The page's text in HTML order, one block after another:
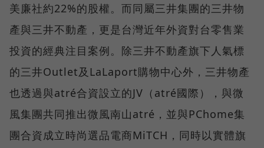
美廉社約22%的股權。而同屬三井集團的三井物
產與三井不動產，更是台灣近年外資對台零售業
投資的經典注目案例。除三井不動產旗下人氣標
的三井Outlet及LaLaport購物中心外，三井物產
也透過與atré合資設立的JV（atré國際），與微
風集團共同推出微風南山atré，並與PChome集
團合資成立時尚選品電商MiTCH，同時以實體旗